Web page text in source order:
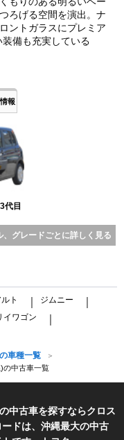
ろげる空間を演出。ナ
ントガラスにプレミア
備も充実している
報
代目
、グレードごとに詳しく見る
ト ジムニー
イワゴン
車種一覧
の中古車一覧
中古車を探すならクロス
ドは、沖縄最大の中古